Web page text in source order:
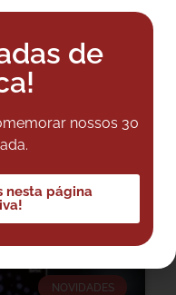
NOVIDADES
de
nossos 30
nesta página